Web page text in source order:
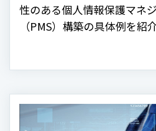
性のある個人情報保護マネ
（PMS）構築の具体例を紹